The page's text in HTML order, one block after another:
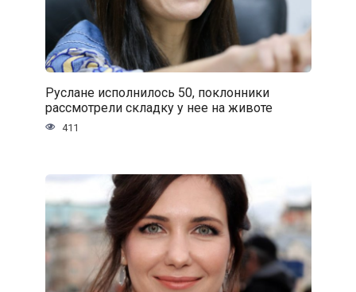
Руслане исполнилось 50, поклонники
рассмотрели складку у нее на животе
411